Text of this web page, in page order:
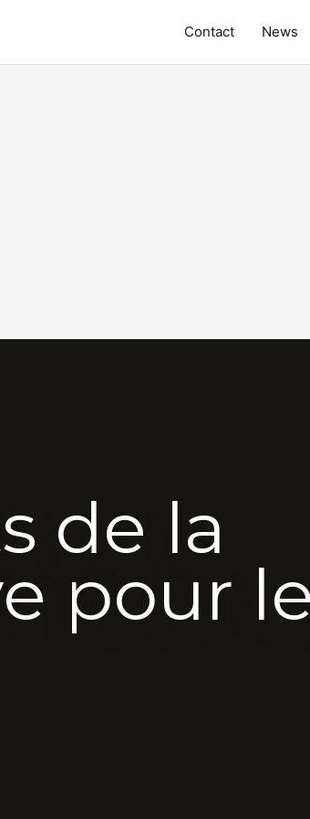
Contact News
de la
pour